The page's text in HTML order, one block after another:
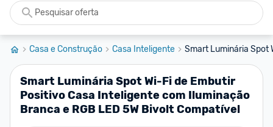
Casa e Construção Casa Inteligente Smart Luminária Spot
Smart Luminária Spot Wi-Fi de Embutir
Positivo Casa Inteligente com Iluminação
Branca e RGB LED 5W Bivolt Compatível